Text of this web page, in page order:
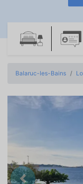
Balaruc-les-Bains